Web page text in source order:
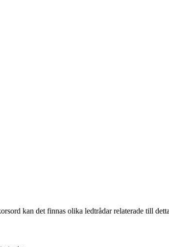
kan det finnas olika ledtrådar relaterade till